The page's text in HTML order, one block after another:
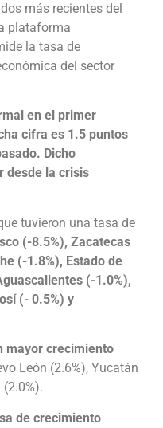
más recientes del
plataforma
la tasa de
del sector
en el primer
cifra es 1.5 puntos
Dicho
desde la crisis
tuvieron una tasa de
(-8.5%), Zacatecas
(-1.8%), Estado de
(-1.0%),
(- 0.5%) y
mayor crecimiento
León (2.6%), Yucatán
de crecimiento